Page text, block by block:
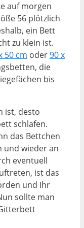
auf morgen
56 plötzlich
ein Bett
zu klein ist.
50 cm oder90 x
die
bis
ist, desto
schlafen.
das Bettchen
und wieder an
eventuell
ist das
und Ihr
sollte man